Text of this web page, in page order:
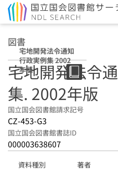
図書
宅地開発法令通知
行政実例集 2002
年版
宅地開発法令
集. 2002年版
国立国会図書館請求記号
CZ-453-G3
国立国会図書館書誌ID
000003638607
資料種別 著者